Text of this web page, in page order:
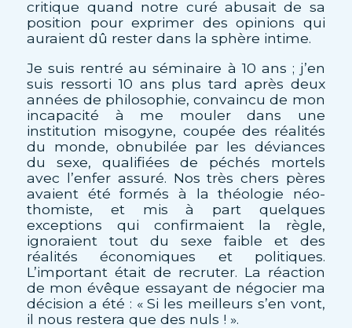
critique quand notre curé abusait de sa
position pour exprimer des opinions qui
auraient dû rester dans la sphère intime.
Je suis rentré au séminaire à 10 ans ; j’en
suis ressorti 10 ans plus tard après deux
années de philosophie, convaincu de mon
incapacité à me mouler dans une
institution misogyne, coupée des réalités
du monde, obnubilée par les déviances
du sexe, qualifiées de péchés mortels
avec l’enfer assuré. Nos très chers pères
avaient été formés à la théologie néo-
thomiste, et mis à part quelques
exceptions qui confirmaient la règle,
ignoraient tout du sexe faible et des
réalités économiques et politiques.
L’important était de recruter. La réaction
de mon évêque essayant de négocier ma
décision a été : « Si les meilleurs s’en vont,
il nous restera que des nuls ! ».